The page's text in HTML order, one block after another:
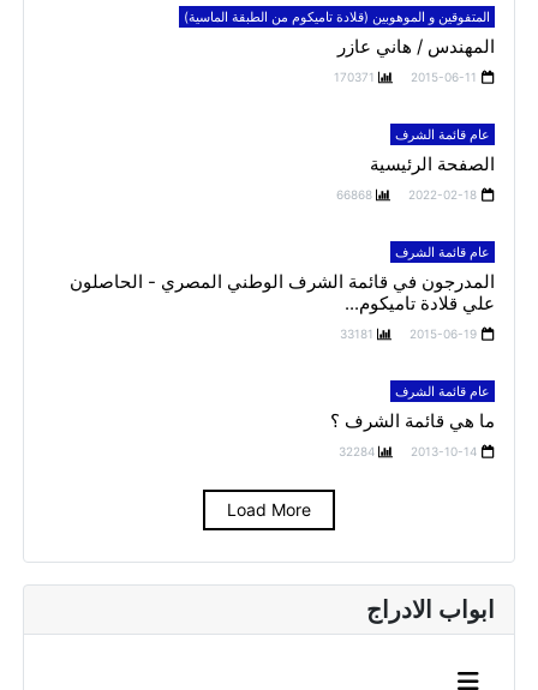
ابواب الادراج
المتفوقين و الموهوبين (قلادة تاميكوم من الطبقة الماسية)
المهندس / هاني عازر
2015-06-11
170371
عام قائمة الشرف
الصفحة الرئيسية
2022-02-18
66868
عام قائمة الشرف
المدرجون في قائمة الشرف الوطني المصري - الحاصلون
علي قلادة تاميكوم...
2015-06-19
33181
عام قائمة الشرف
ما هي قائمة الشرف ؟
2013-10-14
32284
Load More